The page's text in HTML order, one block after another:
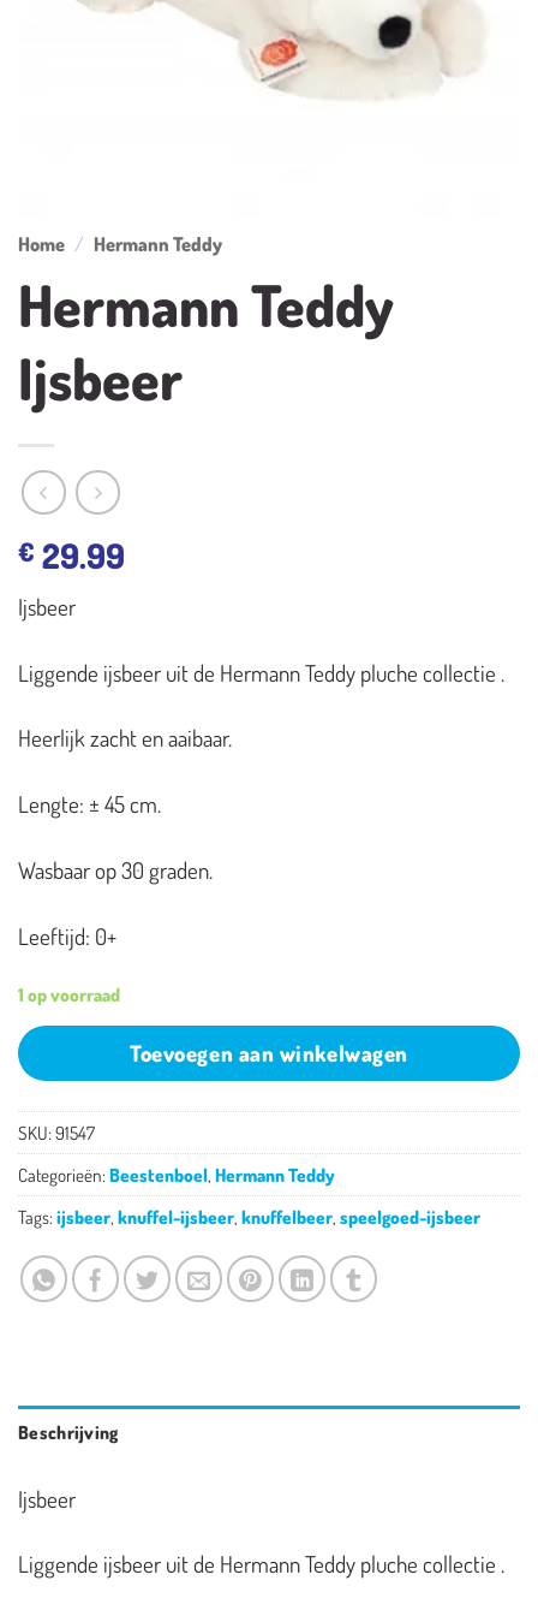
Home / Hermann Teddy
Hermann Teddy
Ijsbeer
€ 29.99
Ijsbeer
Liggende ijsbeer uit de Hermann Teddy pluche collectie .
Heerlijk zacht en aaibaar.
Lengte: ± 45 cm.
Wasbaar op 30 graden.
Leeftijd: 0+
1 op voorraad
Toevoegen aan winkelwagen
SKU: 91547
Categorieën: Beestenboel, Hermann Teddy
Tags: ijsbeer, knuffel-ijsbeer, knuffelbeer, speelgoed-ijsbeer
Beschrijving
Ijsbeer
Liggende ijsbeer uit de Hermann Teddy pluche collectie .